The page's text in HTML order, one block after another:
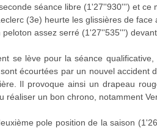
séance libre (1'27''930''') et
(3e) heurte les glissières de
peloton assez serré (1'27''535''')
se lève pour la séance
écourtées par un nouvel
Il provoque ainsi un drapeau
réaliser un bon chrono, notamment
pole position de la saison